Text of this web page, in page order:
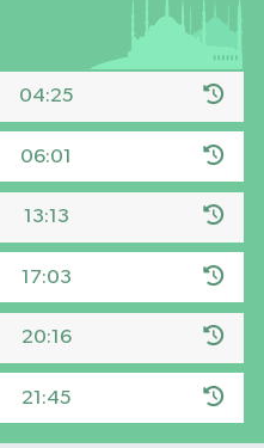
04:25
06:01
13:13
17:03
20:16
21:45